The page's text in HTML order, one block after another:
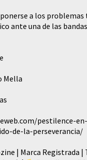
a los problemas
ante una de las
Mella
pestilence-
de-la-perseverancia/
| Marca Registrada |